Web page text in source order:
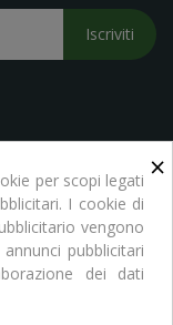
Iscriviti
Riservati
×
per scopi legati
I cookie di
vengono
pubblicitari
dei dati